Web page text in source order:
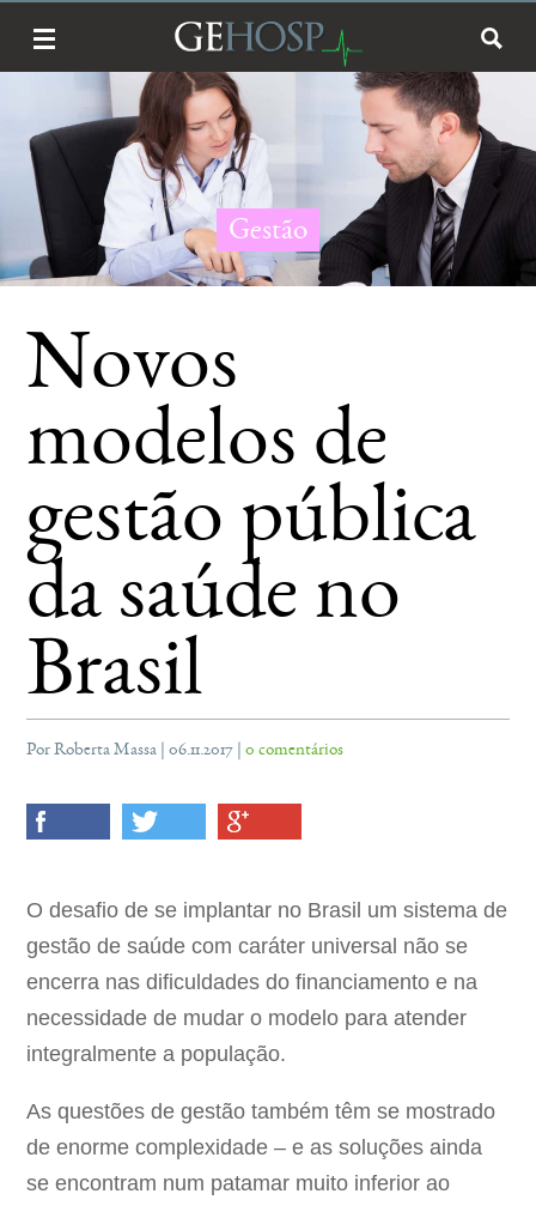
Gestão
Novos
modelos de
gestão pública
da saúde no
Brasil
Por Roberta Massa | 06.11.2017 |0 comentários
O desafio de se implantar no Brasil um sistema de
gestão de saúde com caráter universal não se
encerra nas dificuldades do financiamento e na
necessidade de mudar o modelo para atender
integralmente a população.
As questões de gestão também têm se mostrado
de enorme complexidade – e as soluções ainda
se encontram num patamar muito inferior ao